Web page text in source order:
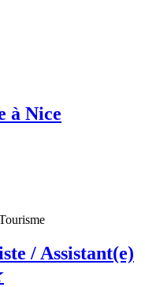
à Nice
/ Assistant(e)